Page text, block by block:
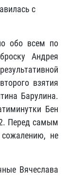
с
обо всем по
Андрея
взятия
Барулина.
Бен
Перед самым
не
Вячеслава